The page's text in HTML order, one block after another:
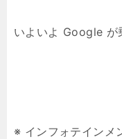
いよいよ Google が
※ インフォテインメ